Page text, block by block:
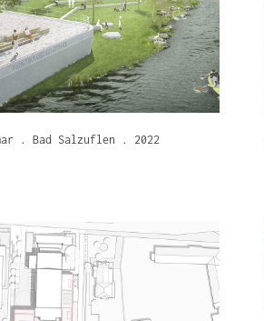
. Bad Salzuflen . 2022